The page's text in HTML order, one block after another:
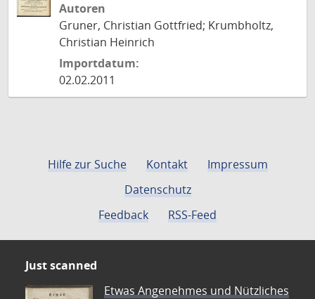
Autoren
Gruner, Christian Gottfried; Krumbholtz,
Christian Heinrich
Importdatum:
02.02.2011
Hilfe zur Suche Kontakt
Impressum
Datenschutz
Feedback
RSS-Feed
Just scanned
Etwas Angenehmes und Nützliches